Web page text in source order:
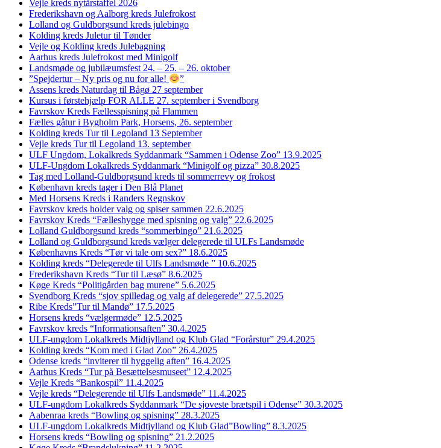
Vejle kreds nytårstaffel 2026
Frederikshavn og Aalborg kreds Julefrokost
Lolland og Guldborgsund kreds julebingo
Kolding kreds Juletur til Tønder
Vejle og Kolding kreds Julebagning
Aarhus kreds Julefrokost med Minigolf
Landsmøde og jubilæumsfest 24. – 25. – 26. oktober
”Spejdertur – Ny pris og nu for alle!
”
Assens kreds Naturdag til Bågø 27 september
Kursus i førstehjælp FOR ALLE 27. september i Svendborg
Favrskov Kreds Fællesspisning på Flammen
Fælles gåtur i Bygholm Park, Horsens, 26. september
Kolding kreds Tur til Legoland 13 September
Vejle kreds Tur til Legoland 13. september
ULF Ungdom, Lokalkreds Syddanmark “Sammen i Odense Zoo” 13.9.2025
ULF-Ungdom Lokalkreds Syddanmark “Minigolf og pizza” 30.8.2025
Tag med Lolland-Guldborgsund kreds til sommerrevy og frokost
København kreds tager i Den Blå Planet
Med Horsens Kreds i Randers Regnskov
Favrskov kreds holder valg og spiser sammen 22.6.2025
Favrskov Kreds “Fælleshygge med spisning og valg” 22.6.2025
Lolland Guldborgsund kreds “sommerbingo” 21.6.2025
Lolland og Guldborgsund kreds vælger delegerede til ULFs Landsmøde
Københavns Kreds “Tør vi tale om sex?” 18.6.2025
Kolding kreds “Delegerede til Ulfs Landsmøde ” 10.6.2025
Frederikshavn Kreds “Tur til Læsø” 8.6.2025
Køge Kreds “Politigården bag murene” 5.6.2025
Svendborg Kreds “sjov spilledag og valg af delegerede” 27.5.2025
Ribe Kreds”Tur til Mandø” 17.5.2025
Horsens kreds “vælgermøde” 12.5.2025
Favrskov kreds “Informationsaften” 30.4.2025
ULF-ungdom Lokalkreds Midtjylland og Klub Glad “Forårstur” 29.4.2025
Kolding kreds “Kom med i Glad Zoo” 26.4.2025
Odense kreds “inviterer til hyggelig aften” 16.4.2025
Aarhus Kreds “Tur på Besættelsesmuseet” 12.4.2025
Vejle Kreds “Bankospil” 11.4.2025
Vejle kreds “Delegerende til Ulfs Landsmøde” 11.4.2025
ULF-ungdom Lokalkreds Syddanmark “De sjoveste brætspil i Odense” 30.3.2025
Aabenraa kreds “Bowling og spisning” 28.3.2025
ULF-ungdom Lokalkreds Midtjylland og Klub Glad”Bowling” 8.3.2025
Horsens kreds “Bowling og spisning” 21.2.2025